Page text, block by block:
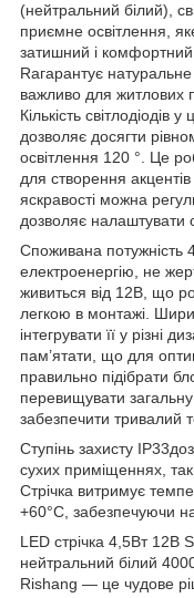
(нейтральний білий),
приємне освітлення,
затишний і
Raгарантує
важливо для житлових
Кількість
дозволяє досягти
освітлення 120 °. Це
для створення
яскравості можна
дозволяє налаштувати
Споживана потужність
електроенергію, не
живиться від 12В, що
легкою в монтажі.
інтегрувати її у різні
пам’ятати, що для
правильно підібрати
перевищувати
забезпечити тривалий
Ступінь захисту
сухих приміщеннях,
Стрічка витримує
+60°С, забезпечуючи
LED стрічка 4,5Вт 12В
нейтральний білий
Rishang — це чудове